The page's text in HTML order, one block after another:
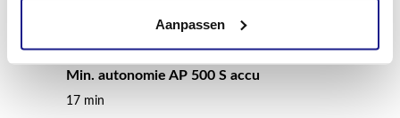
Aanpassen
Min. autonomie AP 500 S accu
17 min